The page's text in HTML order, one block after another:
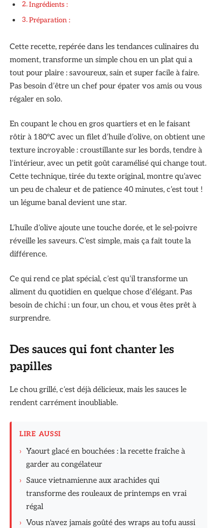
Ingrédients :
Préparation :
Cette recette, repérée dans les tendances culinaires du
moment, transforme un simple chou en un plat qui a
tout pour plaire : savoureux, sain et super facile à faire.
Pas besoin d’être un chef pour épater vos amis ou vous
régaler en solo.
En coupant le chou en gros quartiers et en le faisant
rôtir à 180°C avec un filet d’huile d’olive, on obtient une
texture incroyable : croustillante sur les bords, tendre à
l’intérieur, avec un petit goût caramélisé qui change tout.
Cette technique, tirée du texte original, montre qu’avec
un peu de chaleur et de patience 40 minutes, c’est tout !
un légume banal devient une star.
L’huile d’olive ajoute une touche dorée, et le sel-poivre
réveille les saveurs. C’est simple, mais ça fait toute la
différence.
Ce qui rend ce plat spécial, c’est qu’il transforme un
aliment du quotidien en quelque chose d’élégant. Pas
besoin de chichi : un four, un chou, et vous êtes prêt à
surprendre.
Des sauces qui font chanter les
papilles
Le chou grillé, c’est déjà délicieux, mais les sauces le
rendent carrément inoubliable.
LIRE AUSSI
› Yaourt glacé en bouchées : la recette fraîche à
garder au congélateur
› Sauce vietnamienne aux arachides qui
transforme des rouleaux de printemps en vrai
régal
› Vous n'avez jamais goûté des wraps au tofu aussi